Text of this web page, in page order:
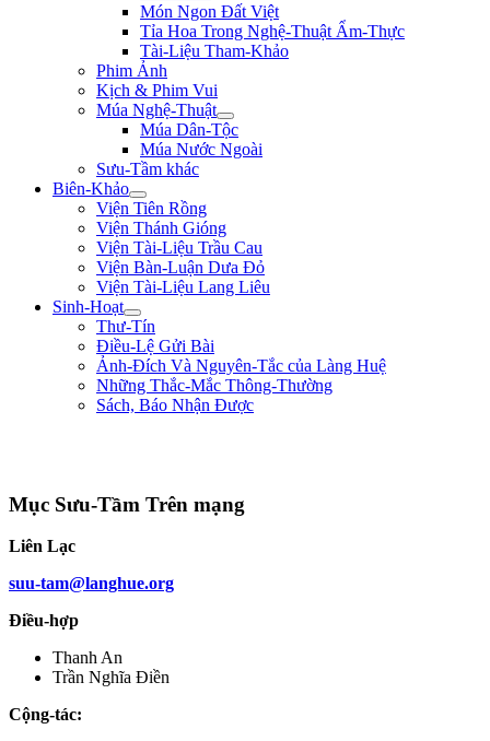
Món Ngon Đất Việt
Tỉa Hoa Trong Nghệ-Thuật Ẩm-Thực
Tài-Liệu Tham-Khảo
Phim Ảnh
Kịch & Phim Vui
Múa Nghệ-Thuật
Múa Dân-Tộc
Múa Nước Ngoài
Sưu-Tầm khác
Biên-Khảo
Viện Tiên Rồng
Viện Thánh Gióng
Viện Tài-Liệu Trầu Cau
Viện Bàn-Luận Dưa Đỏ
Viện Tài-Liệu Lang Liêu
Sinh-Hoạt
Thư-Tín
Điều-Lệ Gửi Bài
Ảnh-Đích Và Nguyên-Tắc của Làng Huệ
Những Thắc-Mắc Thông-Thường
Sách, Báo Nhận Được
Mục Sưu-Tầm Trên mạng
Liên Lạc
suu-tam@langhue.org
Điều-hợp
Thanh An
Trần Nghĩa Điền
Cộng-tác: